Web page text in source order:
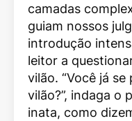
camadas
guiam nossos
introdução
leitor a
vilão. “Você já
vilão?”, indaga o
inata, como